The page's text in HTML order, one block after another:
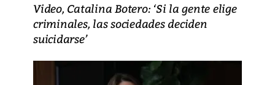
Video, Catalina Botero: ‘Si la gente elige
criminales, las sociedades deciden
suicidarse’